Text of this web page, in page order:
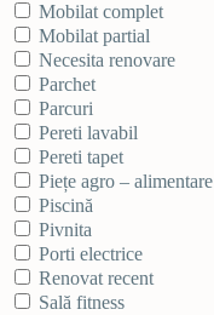
Mobilat complet
Mobilat partial
Necesita renovare
Parchet
Parcuri
Pereti lavabil
Pereti tapet
Piețe agro – alimentare
Piscină
Pivnita
Porti electrice
Renovat recent
Sală fitness